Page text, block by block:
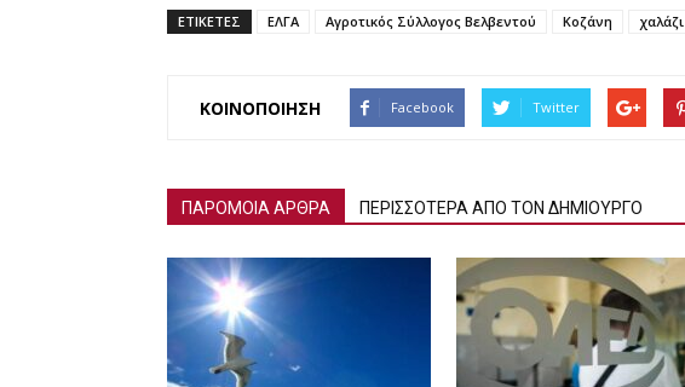
ΕΤΙΚΕΤΕΣ ΕΛΓΑ Αγροτικός Σύλλογος Βελβεντού Κοζάνη χαλάζι
ΚΟΙΝΟΠΟΙΗΣΗ Facebook Twitter
ΠΑΡΟΜΟΙΑ ΑΡΘΡΑ ΠΕΡΙΣΣΟΤΕΡΑ ΑΠΟ ΤΟΝ ΔΗΜΙΟΥΡΓΟ